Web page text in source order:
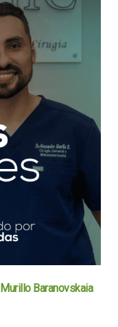
Baranovskaia